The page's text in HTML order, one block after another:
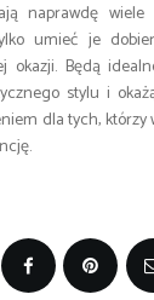
naprawdę wiele
umieć je
okazji. Będą
stylu i
dla tych, którzy